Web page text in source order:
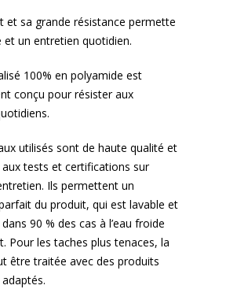
et sa grande résistance permette
et un entretien quotidien.
100% en polyamide est
conçu pour résister aux
utilisés sont de haute qualité et
tests et certifications sur
Ils permettent un
du produit, qui est lavable et
90 % des cas à l’eau froide
Pour les taches plus tenaces, la
être traitée avec des produits